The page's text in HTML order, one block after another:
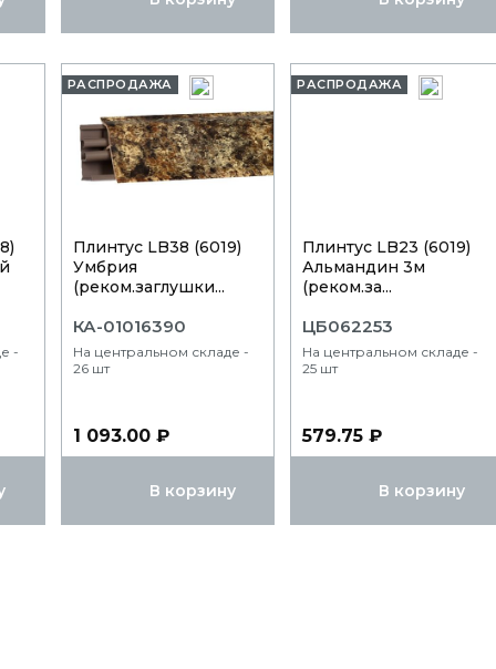
-
РАСПРОДАЖА
Плинтус LB38 (6019)
Умбрия
(реком.заглушки...
КА-01016390
На центральном складе -
26 шт
1 093.00 ₽
В корзину
РАСПРОДАЖА
Плинтус LB23 (6019)
Альмандин 3м
(реком.за...
ЦБ062253
На центральном складе -
25 шт
579.75 ₽
В корзину